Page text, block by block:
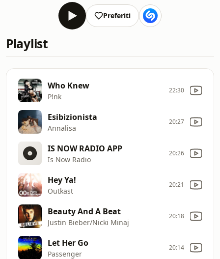
Preferiti
Playlist
Who Knew
P!nk
22:30
Esibizionista
Annalisa
20:27
IS NOW RADIO APP
Is Now Radio
20:26
Hey Ya!
Outkast
20:21
Beauty And A Beat
Justin Bieber/Nicki Minaj
20:18
Let Her Go
Passenger
20:14